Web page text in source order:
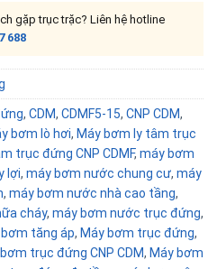
gặp trục trặc? Liên hệ hotline
688
, CDM, CDMF5-15, CNP CDM,
bơm lò hơi, Máy bơm ly tâm trục
trục đứng CNP CDMF, máy bơm
lợi, máy bơm nước chung cư, máy
, máy bơm nước nhà cao tầng,
cháy, máy bơm nước trục đứng,
tăng áp, Máy bơm trục đứng,
trục đứng CNP CDM, Máy bơm